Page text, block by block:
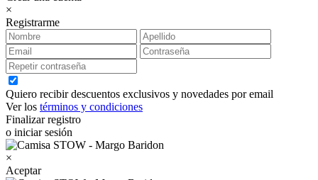
×
Registrarme
Quiero recibir descuentos exclusivos y novedades por email
Ver los términos y condiciones
Finalizar registro
o iniciar sesión
×
Aceptar